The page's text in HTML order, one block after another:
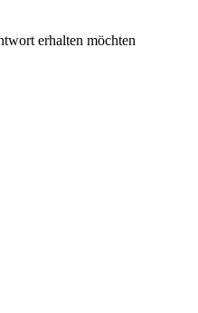
erhalten möchten